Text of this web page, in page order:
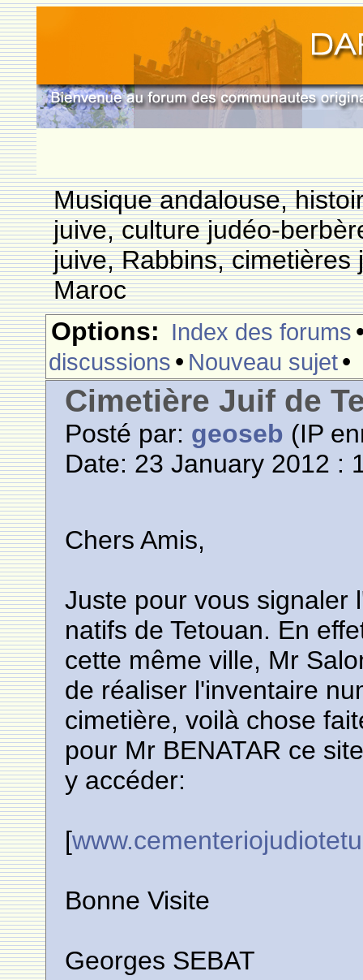
Musique andalouse,
juive, culture judéo-
juive, Rabbins,
Maroc
Options: Index des forums
discussions • Nouveau sujet•
Cimetière Juif de
Posté par: geoseb (IP
Date: 23 January 2012 :
Chers Amis,
Juste pour vous signaler
natifs de Tetouan. En
cette même ville, Mr
de réaliser l'inventaire
cimetière, voilà chose
pour Mr BENATAR ce
y accéder:
[
Bonne Visite
Georges SEBAT